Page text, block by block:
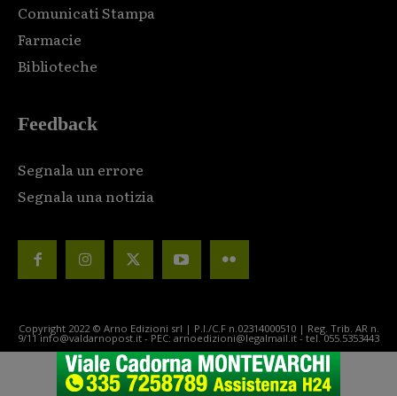
Comunicati Stampa
Farmacie
Biblioteche
Feedback
Segnala un errore
Segnala una notizia
Copyright 2022 © Arno Edizioni srl | P.I./C.F n.02314000510 | Reg. Trib. AR n.
9/11 info@valdarnopost.it - PEC: arnoedizioni@legalmail.it - tel. 055.5353443